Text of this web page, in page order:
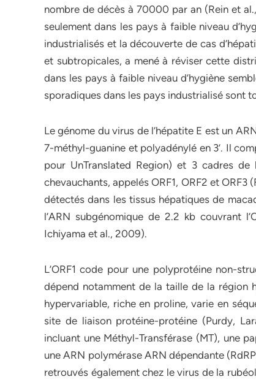
nombre de décès à 70000 par an (Rein et
seulement dans les pays à faible niveau
industrialisés et la découverte de cas
et subtropicales, a mené à réviser cette
dans les pays à faible niveau d’hygiène
sporadiques dans les pays industrialisé sont
Le génome du virus de l’hépatite E est un
7-méthyl-guanine et polyadénylé en 3’. Il
pour UnTranslated Region) et 3 cadres
chevauchants, appelés ORF1, ORF2 et
détectés dans les tissus hépatiques de
l’ARN subgénomique de 2.2 kb couvrant
Ichiyama et al., 2009).
L’ORF1 code pour une polyprotéine non-
dépend notamment de la taille de la région
hypervariable, riche en proline, varie en
site de liaison protéine-protéine (Purdy,
incluant une Méthyl-Transférase (MT), une
une ARN polymérase ARN dépendante
retrouvés également chez le virus de la